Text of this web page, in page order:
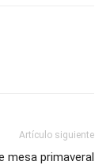
Artículo siguiente
mesa primaveral